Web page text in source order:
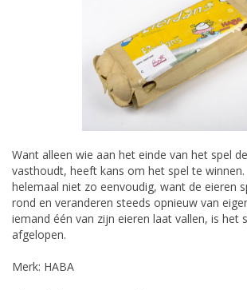
Want alleen wie aan het einde van het spel
vasthoudt, heeft kans om het spel te
helemaal niet zo eenvoudig, want de eieren
rond en veranderen steeds opnieuw van
iemand één van zijn eieren laat vallen, is het
afgelopen.
Merk: HABA